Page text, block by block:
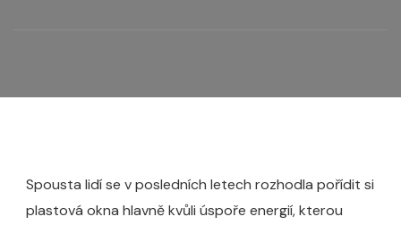
Spousta lidí se v posledních letech rozhodla pořídit si
plastová okna hlavně kvůli úspoře energií, kterou